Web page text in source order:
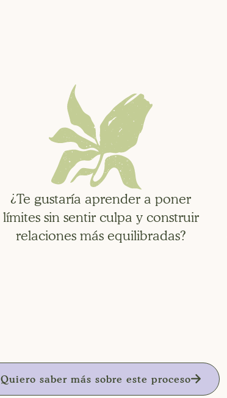
¿Te gustaría aprender a poner
límites sin sentir culpa y construir
relaciones más equilibradas?
Quiero saber más sobre este proceso